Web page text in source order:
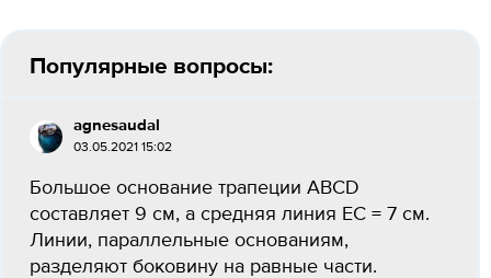
Популярные вопросы:
agnesaudal
03.05.2021 15:02
Большое основание трапеции ABCD
составляет 9 см, а средняя линия EC = 7 см.
Линии, параллельные основаниям,
разделяют боковину на равные части.